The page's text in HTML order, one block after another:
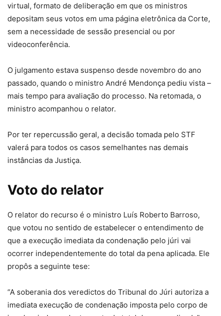
virtual, formato de deliberação em que os ministros
depositam seus votos em uma página eletrônica da Corte,
sem a necessidade de sessão presencial ou por
videoconferência.
O julgamento estava suspenso desde novembro do ano
passado, quando o ministro André Mendonça pediu vista –
mais tempo para avaliação do processo. Na retomada, o
ministro acompanhou o relator.
Por ter repercussão geral, a decisão tomada pelo STF
valerá para todos os casos semelhantes nas demais
instâncias da Justiça.
Voto do relator
O relator do recurso é o ministro Luís Roberto Barroso,
que votou no sentido de estabelecer o entendimento de
que a execução imediata da condenação pelo júri vai
ocorrer independentemente do total da pena aplicada. Ele
propôs a seguinte tese:
“A soberania dos veredictos do Tribunal do Júri autoriza a
imediata execução de condenação imposta pelo corpo de